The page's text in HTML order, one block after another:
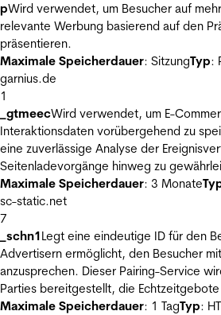
pWird verwendet, um Besucher auf
relevante Werbung basierend auf den
präsentieren.
Maximale Speicherdauer: SitzungTyp:
garnius.de
1
_gtmeecWird verwendet, um E-
Interaktionsdaten vorübergehend zu
eine zuverlässige Analyse der
Seitenladevorgänge hinweg zu
Maximale Speicherdauer: 3 Monate
sc-static.net
7
_schn1Legt eine eindeutige ID für den
Advertisern ermöglicht, den Besucher
anzusprechen. Dieser Pairing-Service
Parties bereitgestellt, die
Maximale Speicherdauer: 1 TagTyp: